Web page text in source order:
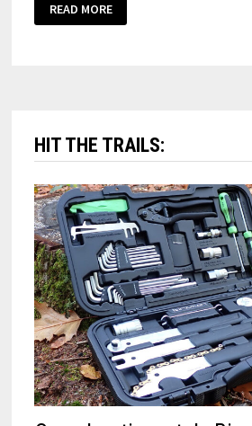
READ MORE
HIT THE TRAILS: